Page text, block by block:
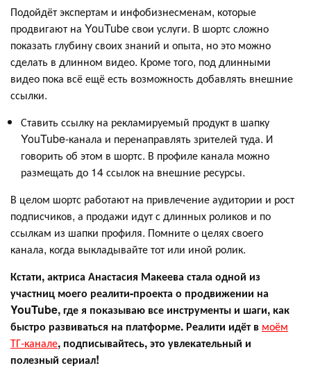
Подойдёт экспертам и инфобизнесменам, которые
продвигают на YouTube свои услуги. В шортс сложно
показать глубину своих знаний и опыта, но это можно
сделать в длинном видео. Кроме того, под длинными
видео пока всё ещё есть возможность добавлять внешние
ссылки.
Ставить ссылку на рекламируемый продукт в шапку
YouTube-канала и перенаправлять зрителей туда. И
говорить об этом в шортс. В профиле канала можно
размещать до 14 ссылок на внешние ресурсы.
В целом шортс работают на привлечение аудитории и рост
подписчиков, а продажи идут с длинных роликов и по
ссылкам из шапки профиля. Помните о целях своего
канала, когда выкладывайте тот или иной ролик.
Кстати, актриса Анастасия Макеева стала одной из
участниц моего реалити-проекта о продвижении на
YouTube, где я показываю все инструменты и шаги, как
быстро развиваться на платформе. Реалити идёт в моём
ТГ-канале, подписывайтесь, это увлекательный и
полезный сериал!